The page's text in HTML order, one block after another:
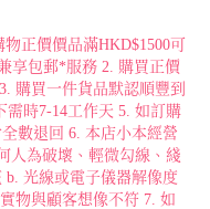
正價價品滿HKD$1500可
享包郵*服務 2. 購買正價
購買一件貨品默認順豐到
時7-14工作天 5. 如訂購
數退回 6. 本店小本經營
人為破壞、輕微勾線、綫
光線或電子儀器解像度
物與顧客想像不符 7. 如